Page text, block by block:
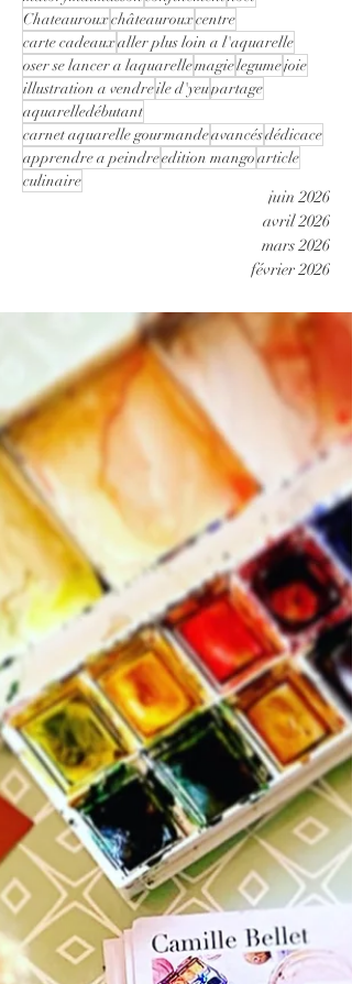
juin 2026
avril 2026
mars 2026
février 2026
Chateaurouxchâteaurouxcentre
carte cadeauxaller plus loin a l'aquarelle
oser se lancer a laquarellemagielegumejoie
illustration a vendreile d'yeupartage
aquarelledébutant
carnet aquarelle gourmandeavancésdédicace
apprendre a peindreedition mangoarticle
culinaire